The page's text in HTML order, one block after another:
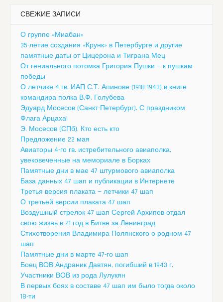
СВЕЖИЕ ЗАПИСИ
О группе «Миабан»
35-летие создания «Крунк» в Петербурге и другие
памятные даты от Цицерона и Тиграна Мец
От гениального потомка Григория Пушки — к пушкам
победы
О летчике 4 гв. ИАП С.Т. Апинове (1918-1943) в книге
командира полка В.Ф. Голубева
Эдуард Мосесов (Санкт-Петербург). С праздником
Флага Арцаха!
Э. Мосесов (СПб). Кто есть кто
Предложение 22 мая
Авиаторы 4-го гв. истребительного авиаполка,
увековеченные на мемориале в Борках
Памятные дни в мае 47 штурмового авиаполка
База данных 47 шап и публикации в Интернете
Третья версия плаката — летчики 47 шап
О третьей версии плаката 47 шап
Воздушный стрелок 47 шап Сергей Архипов отдал
свою жизнь в 21 год в Битве за Ленинград
Стихотворения Владимира Полянского о родном 47
шап
Памятные дни в марте 47-го шап
Боец ВОВ Андраник Давтян, погибший в 1943 г.
Участники ВОВ из рода Лулукян
В первых боях в составе 47 шап им было тогда около
18-ти